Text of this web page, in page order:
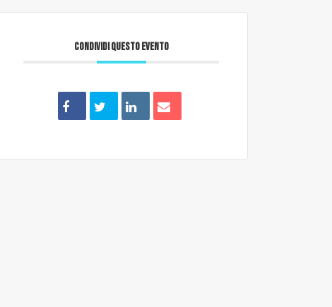
CONDIVIDI QUESTO EVENTO